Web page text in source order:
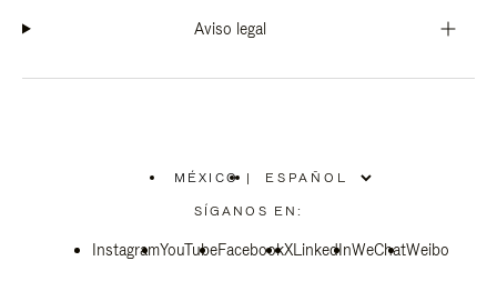
Aviso legal
MÉXICO
ELIGE
LA
|
SÍGANOS EN:
InstagramYouTubeFacebookXLinkedInWeChatWeibo